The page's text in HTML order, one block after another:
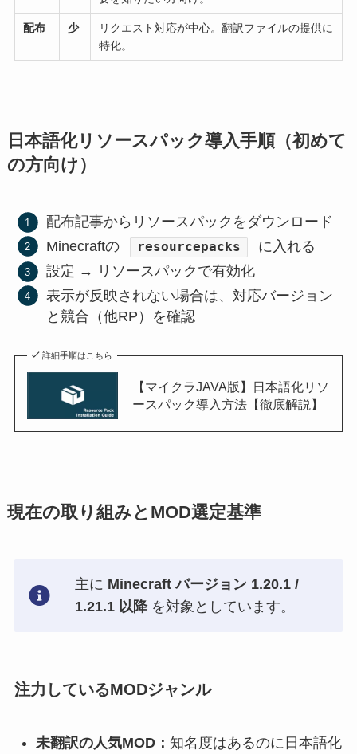
配布 少
リクエスト対応が中心。翻訳ファイルの提供に
特化。
日本語化リソースパック導入手順（初めて
の方向け）
配布記事からリソースパックをダウンロード
Minecraftの
resourcepacks
に入れる
設定 → リソースパックで有効化
表示が反映されない場合は、対応バージョン
と競合（他RP）を確認
詳細手順はこちら
【マイクラJAVA版】日本語化リソ
ースパック導入方法【徹底解説】
現在の取り組みとMOD選定基準
主に Minecraft バージョン 1.20.1 /
1.21.1 以降を対象としています。
注力しているMODジャンル
未翻訳の人気MOD： 知名度はあるのに日本語化